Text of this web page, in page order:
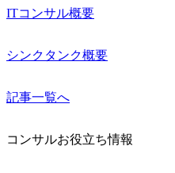
ITコンサル概要
シンクタンク概要
記事一覧へ
コンサルお役立ち情報